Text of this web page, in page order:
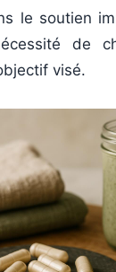
le soutien
de
visé.